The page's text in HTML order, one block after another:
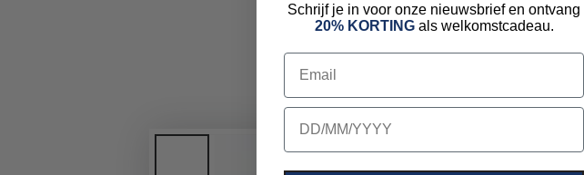
Schrijf je in voor onze nieuwsbrief en ontvang
20% KORTINGals welkomstcadeau.
Email
birthday